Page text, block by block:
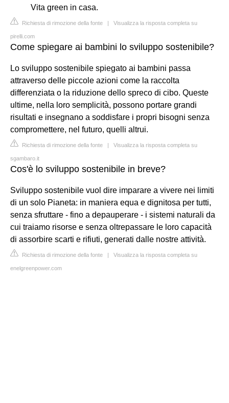
Vita green in casa.
Richiesta di rimozione della fonte | Visualizza la risposta completa su
pirelli.com
Come spiegare ai bambini lo sviluppo sostenibile?
Lo sviluppo sostenibile spiegato ai bambini passa
attraverso delle piccole azioni come la raccolta
differenziata o la riduzione dello spreco di cibo. Queste
ultime, nella loro semplicità, possono portare grandi
risultati e insegnano a soddisfare i propri bisogni senza
compromettere, nel futuro, quelli altrui.
Richiesta di rimozione della fonte | Visualizza la risposta completa su
sgambaro.it
Cos'è lo sviluppo sostenibile in breve?
Sviluppo sostenibile vuol dire imparare a vivere nei limiti
di un solo Pianeta: in maniera equa e dignitosa per tutti,
senza sfruttare - fino a depauperare - i sistemi naturali da
cui traiamo risorse e senza oltrepassare le loro capacità
di assorbire scarti e rifiuti, generati dalle nostre attività.
Richiesta di rimozione della fonte | Visualizza la risposta completa su
enelgreenpower.com